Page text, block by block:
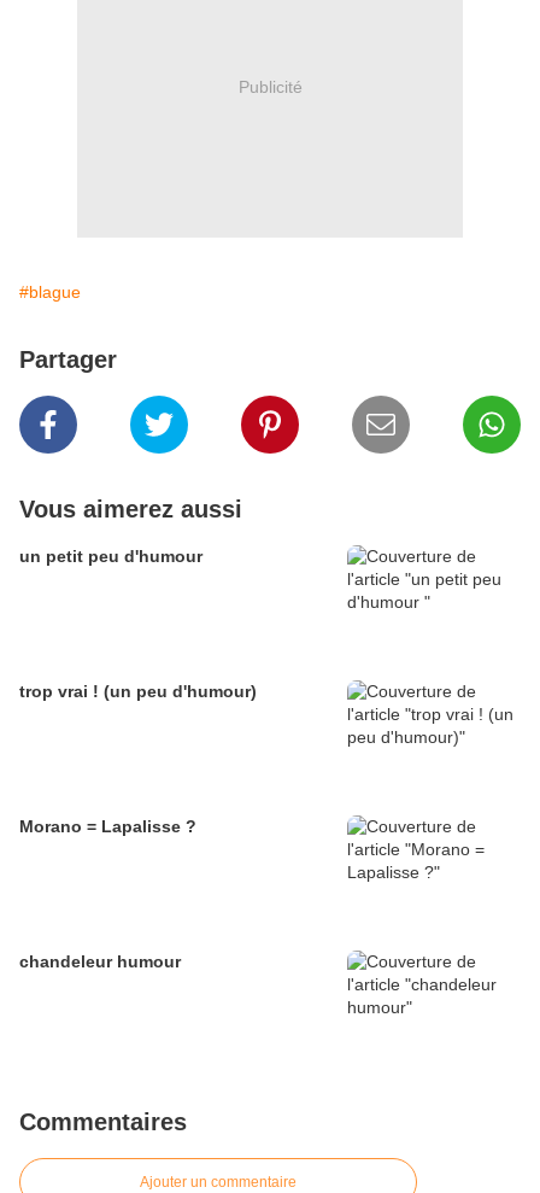
Publicité
#blague
Partager
Vous aimerez aussi
un petit peu d'humour
trop vrai ! (un peu d'humour)
Morano = Lapalisse ?
chandeleur humour
Commentaires
Ajouter un commentaire